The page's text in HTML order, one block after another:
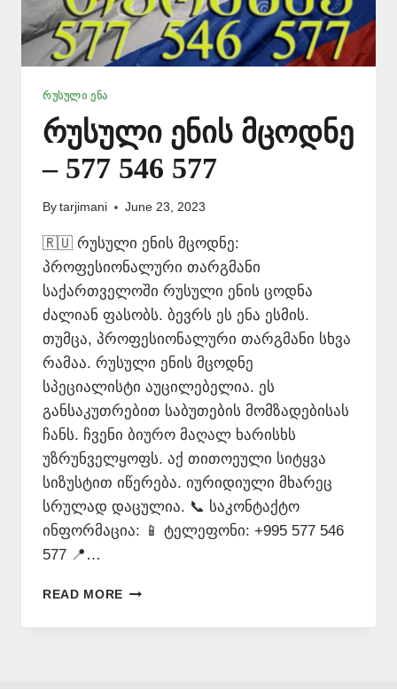
ᲠᲣᲡᲣᲚᲘ ᲔᲜᲐ
რუსული ენის მცოდნე
– 577 546 577
By tarjimani June 23, 2023
🇷🇺 რუსული ენის მცოდნე:
პროფესიონალური თარგმანი
საქართველოში რუსული ენის ცოდნა
ძალიან ფასობს. ბევრს ეს ენა ესმის.
თუმცა, პროფესიონალური თარგმანი სხვა
რამაა. რუსული ენის მცოდნე
სპეციალისტი აუცილებელია. ეს
განსაკუთრებით საბუთების მომზადებისას
ჩანს. ჩვენი ბიურო მაღალ ხარისხს
უზრუნველყოფს. აქ თითოეული სიტყვა
სიზუსტით იწერება. იურიდიული მხარეც
სრულად დაცულია. 📞 საკონტაქტო
ინფორმაცია: 📱 ტელეფონი: +995 577 546
577 📍…
READ MORE ᲠᲣᲡᲣᲚᲘ
ᲛᲪᲝᲓᲜᲔ